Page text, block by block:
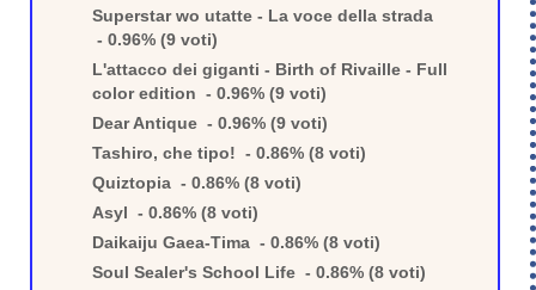
Superstar wo utatte - La voce della strada
- 0.96% (9 voti)
L'attacco dei giganti - Birth of Rivaille - Full
color edition - 0.96% (9 voti)
Dear Antique - 0.96% (9 voti)
Tashiro, che tipo! - 0.86% (8 voti)
Quiztopia - 0.86% (8 voti)
Asyl - 0.86% (8 voti)
Daikaiju Gaea-Tima - 0.86% (8 voti)
Soul Sealer's School Life - 0.86% (8 voti)